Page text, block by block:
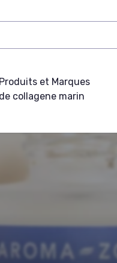
Produits et Marques
de collagene marin